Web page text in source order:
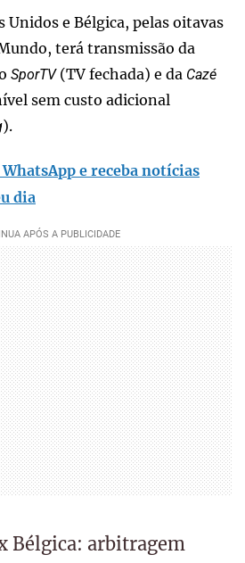
Unidos e Bélgica, pelas oitavas
terá transmissão da
SporTV(TV fechada) e da Cazé
sem custo adicional
).
e receba notícias
dia
Bélgica: arbitragem